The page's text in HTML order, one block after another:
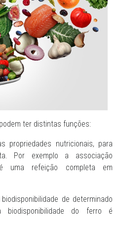
ter distintas funções:
propriedades nutricionais, para
Por exemplo a associação
uma refeição completa em
de determinado
biodisponibilidade do ferro é